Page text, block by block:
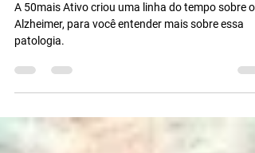
e no Mundo
A 50mais Ativo criou uma linha do tempo sobre o
patologia.